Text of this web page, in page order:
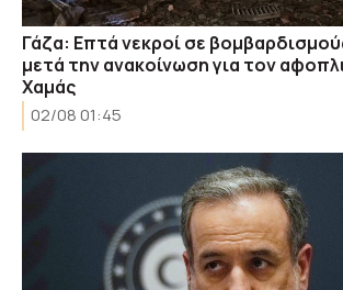
Γάζα: Επτά νεκροί σε
μετά την ανακοίνωση για τον
Χαμάς
02/08 01:45